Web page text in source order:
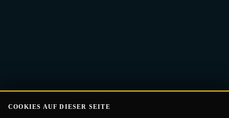
COOKIES AUF DIESER SEITE